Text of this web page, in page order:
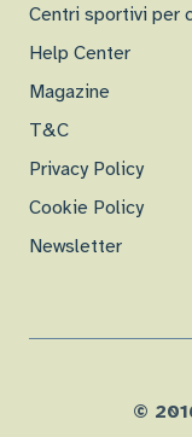
Centri sportivi per
Help Center
Magazine
T&C
Privacy Policy
Cookie Policy
Newsletter
©